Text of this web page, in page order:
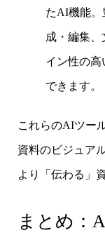
たAI機能。
成・編集
イン性の高
できます。
これらのAIツー
資料のビジュア
より「伝わる」
まとめ：